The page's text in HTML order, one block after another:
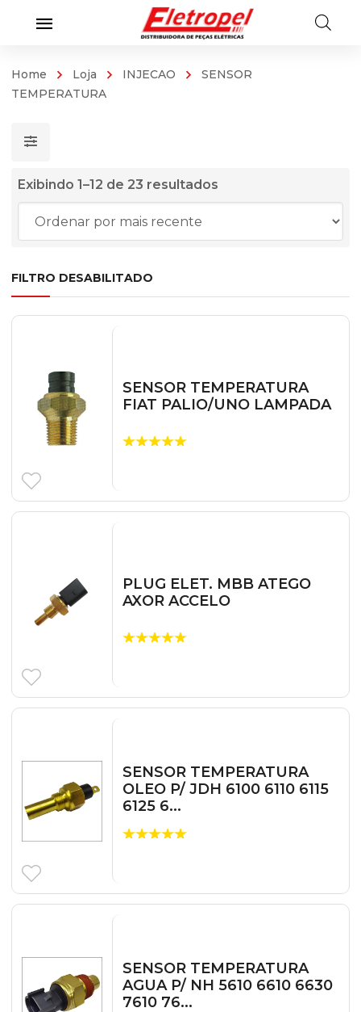
Home Loja INJECAO
SENSOR
TEMPERATURA
Exibindo 1–12 de 23 resultados
por
FILTRO DESABILITADO
SENSOR TEMPERATURA
FIAT PALIO/UNO LAMPADA
PLUG ELET. MBB ATEGO
AXOR ACCELO
SENSOR TEMPERATURA
OLEO P/ JDH 6100 6110 6115
6125 6...
SENSOR TEMPERATURA
AGUA P/ NH 5610 6610 6630
7610 76...